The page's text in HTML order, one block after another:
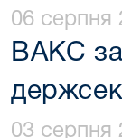
06 серпня
ВАКС
03 серпня